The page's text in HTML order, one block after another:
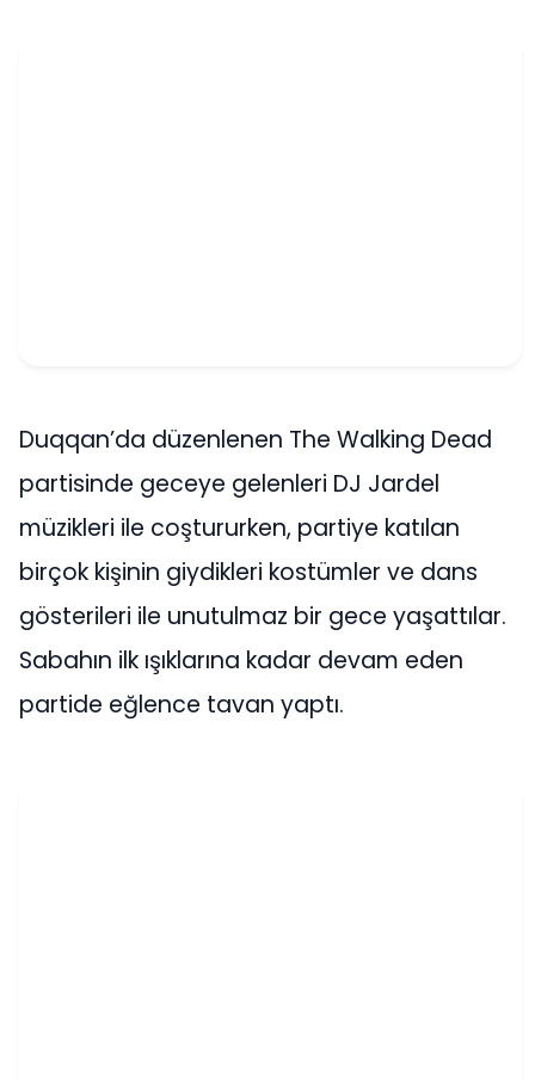
Duqqan’da düzenlenen The Walking Dead
partisinde geceye gelenleri DJ Jardel
müzikleri ile coştururken, partiye katılan
birçok kişinin giydikleri kostümler ve dans
gösterileri ile unutulmaz bir gece yaşattılar.
Sabahın ilk ışıklarına kadar devam eden
partide eğlence tavan yaptı.